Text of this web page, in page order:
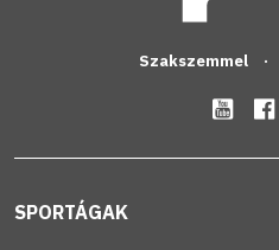
Szakszemmel
SPORTÁGAK